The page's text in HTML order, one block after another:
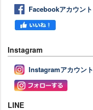
Facebookアカウント
Instagram
Instagramアカウント
LINE